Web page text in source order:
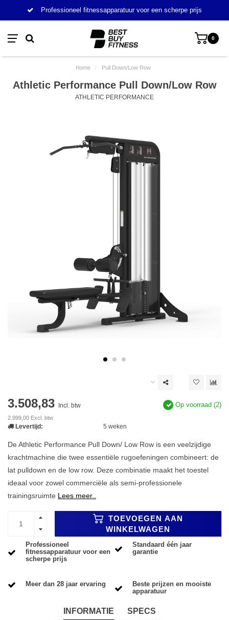
Professioneel fitnessapparatuur voor een scherpe prijs
0
Home / Pull Down/Low Row
Athletic Performance Pull Down/Low Row
ATHLETIC PERFORMANCE
3.508,83 Incl. btw
2.999,00 Excl. btw
Op voorraad (2)
Levertijd: 5 weken
De Athletic Performance Pull Down/ Low Row is een veelzijdige
krachtmachine die twee essentiële rugoefeningen combineert: de
lat pulldown en de low row. Deze combinatie maakt het toestel
ideaal voor zowel commerciële als semi-professionele
trainingsruimte Lees meer..
TOEVOEGEN AAN
WINKELWAGEN
Professioneel
fitnessapparatuur voor een
scherpe prijs
Standaard één jaar
garantie
Meer dan 28 jaar ervaring
Beste prijzen en mooiste
apparatuur
INFORMATIE
SPECS